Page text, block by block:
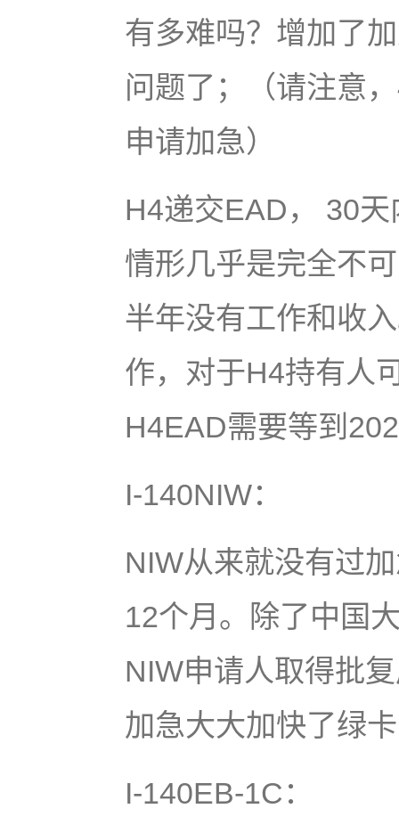
有多难吗？增加了
问题了；（请注意
申请加急）
H4递交EAD， 30
情形几乎是完全不
半年没有工作和收
作，对于H4持有人
H4EAD需要等到
I-140NIW：
NIW从来就没有过
12个月。除了中国
NIW申请人取得批
加急大大加快了绿
I-140EB-1C：